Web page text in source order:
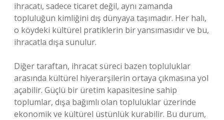
ihracatı, sadece ticaret değil, aynı zamanda
topluluğun kimliğini dış dünyaya taşımadır. Her halı,
o köydeki kültürel pratiklerin bir yansımasıdır ve bu,
ihracatla dışa sunulur.
Diğer taraftan, ihracat süreci bazen topluluklar
arasında kültürel hiyerarşilerin ortaya çıkmasına yol
açabilir. Güçlü bir üretim kapasitesine sahip
toplumlar, dışa bağımlı olan topluluklar üzerinde
ekonomik ve kültürel üstünlük kurabilir. Bu durum,